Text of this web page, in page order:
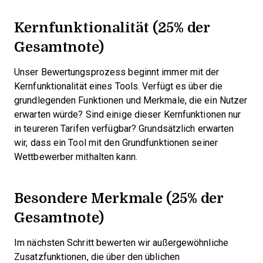
Kernfunktionalität (25% der
Gesamtnote)
Unser Bewertungsprozess beginnt immer mit der
Kernfunktionalität eines Tools. Verfügt es über die
grundlegenden Funktionen und Merkmale, die ein Nutzer
erwarten würde? Sind einige dieser Kernfunktionen nur
in teureren Tarifen verfügbar? Grundsätzlich erwarten
wir, dass ein Tool mit den Grundfunktionen seiner
Wettbewerber mithalten kann.
Besondere Merkmale (25% der
Gesamtnote)
Im nächsten Schritt bewerten wir außergewöhnliche
Zusatzfunktionen, die über den üblichen